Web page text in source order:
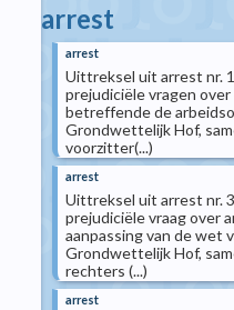
arrest
arrest
Uittreksel uit arrest nr.
prejudiciële vragen over
betreffende de
Grondwettelijk Hof,
voorzitter(...)
arrest
Uittreksel uit arrest nr.
prejudiciële vraag over
aanpassing van de wet
Grondwettelijk Hof,
rechters (...)
arrest